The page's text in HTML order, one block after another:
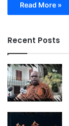
Read More »
Recent Posts